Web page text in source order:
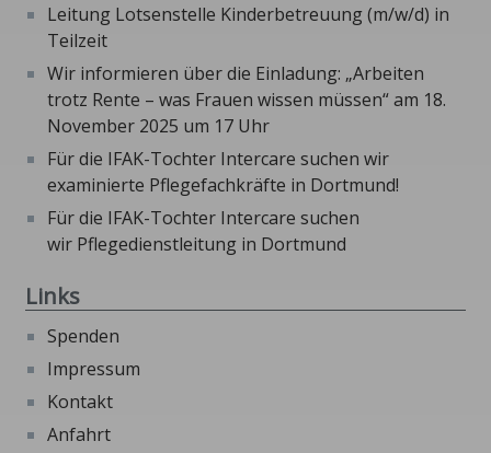
Leitung Lotsenstelle Kinderbetreuung (m/w/d) in
Teilzeit
Wir informieren über die Einladung: „Arbeiten
trotz Rente – was Frauen wissen müssen“ am 18.
November 2025 um 17 Uhr
Für die IFAK-Tochter Intercare suchen wir
examinierte Pflegefachkräfte in Dortmund!
Für die IFAK-Tochter Intercare suchen
wir Pflegedienstleitung in Dortmund
Links
Spenden
Impressum
Kontakt
Anfahrt